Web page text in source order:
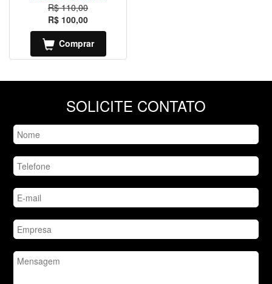
R$ 110,00
R$ 100,00
Comprar
SOLICITE CONTATO